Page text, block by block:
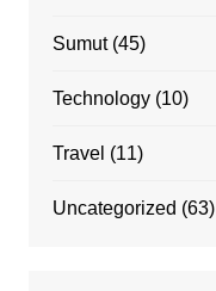
Sumut(45)
Technology(10)
Travel (11)
Uncategorized (63)